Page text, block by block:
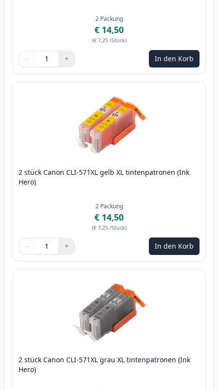
2 Packung
€ 14,50
(€ 7,25 /Stück)
Menge
Verwenden Sie die Tasten, um anzupassen
− +
Menge 1 In den Korb
2 stück Canon CLI-571XL gelb XL tintenpatronen (Ink
Hero)
2 Packung
€ 14,50
(€ 7,25 /Stück)
Menge
Verwenden Sie die Tasten, um anzupassen
− +
Menge 1 In den Korb
2 stück Canon CLI-571XL grau XL tintenpatronen (Ink
Hero)